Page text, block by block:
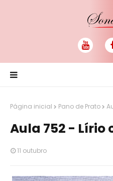
Página inicial Pano de Prato
Aula 752 - Lírio
11 outubro